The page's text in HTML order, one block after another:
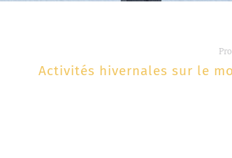
Activités hivernales sur le